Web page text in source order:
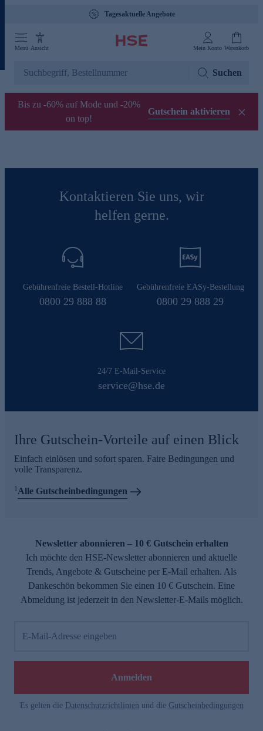
Tagesaktuelle Angebote
Menü Ansicht Mein Konto Warenkorb
Suchen
Bis zu -60% auf Mode und -20%
on top!
Gutschein aktivieren
Kontaktieren Sie uns, wir
helfen gerne.
Gebührenfreie Bestell-Hotline
0800 29 888 88
Gebührenfreie EASy-Bestellung
0800 29 888 29
24/7 E-Mail-Service
service@hse.de
Ihre Gutschein-Vorteile auf einen Blick
Einfach einlösen und sofort sparen. Faire Bedingungen und
volle Transparenz.
1Alle Gutscheinbedingungen
Newsletter abonnieren – 10 € Gutschein erhalten
Ich möchte den HSE-Newsletter abonnieren und aktuelle
Trends, Angebote & Gutscheine per E-Mail erhalten. Als
Dankeschön bekommen Sie einen 10 € Gutschein. Eine
Abmeldung ist jederzeit in den Newsletter-E-Mails möglich.
E-Mail-Adresse eingeben
Anmelden
Es gelten die Datenschutzrichtlinien und die Gutscheinbedingungen